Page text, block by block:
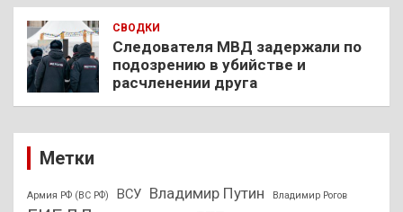
СВОДКИ
Следователя МВД задержали по
подозрению в убийстве и
расчленении друга
Метки
Армия РФ (ВС РФ) ВСУ Владимир Путин Владимир Рогов